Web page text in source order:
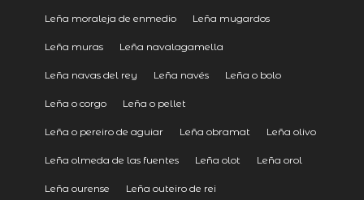
Leña moraleja de enmedio Leña mugardos
Leña muras Leña navalagamella
Leña navas del rey Leña navés Leña o bolo
Leña o corgo Leña o pellet
Leña o pereiro de aguiar Leña obramat Leña olivo
Leña olmeda de las fuentes Leña olot Leña orol
Leña ourense Leña outeiro de rei